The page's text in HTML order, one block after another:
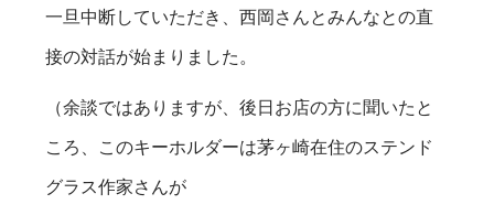
一旦中断していただき、西岡さんとみんなとの直
接の対話が始まりました。
（余談ではありますが、後日お店の方に聞いたと
ころ、このキーホルダーは茅ヶ崎在住のステンド
グラス作家さんが